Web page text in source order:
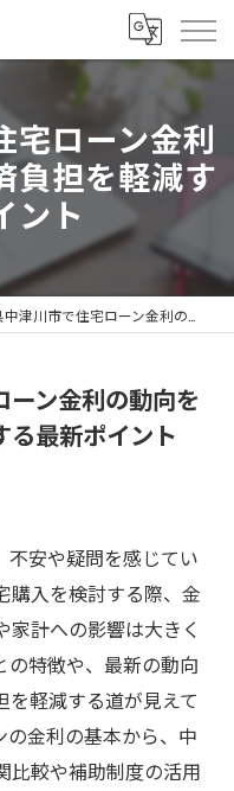
宅ローン金利
負担を軽減す
ント
で住宅ローン金利の動向を把握し返済負担を軽減する最新ポイント
ン金利の動向を
る最新ポイント
不安や疑問を感じてい
購入を検討する際、金
計への影響は大きく
の特徴や、最新の動向
を軽減する道が見えて
の金利の基本から、中
比較や補助制度の活用